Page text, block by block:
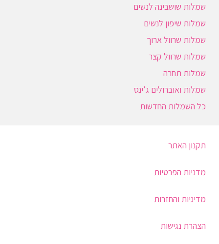
שמלות שושבינה לנשים
שמלות שיפון לנשים
שמלות שרוול ארוך
שמלות שרוול קצר
שמלות תחרה
שמלות ואוברולים ג'ינס
כל השמלות החדשות
תקנון האתר
מדניות הפרטיות
מדיניות והחזרות
הצהרת נגישות